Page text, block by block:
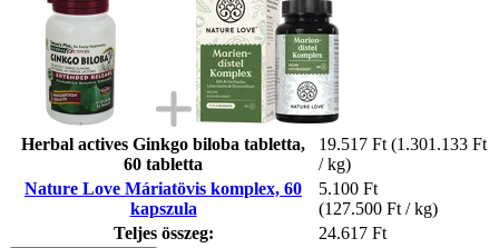
Herbal actives Ginkgo biloba tabletta,
60 tabletta
19.517 Ft (1.301.133 Ft
/ kg)
Nature Love Máriatövis komplex, 60
kapszula
5.100 Ft
(127.500 Ft / kg)
Teljes összeg:
24.617 Ft